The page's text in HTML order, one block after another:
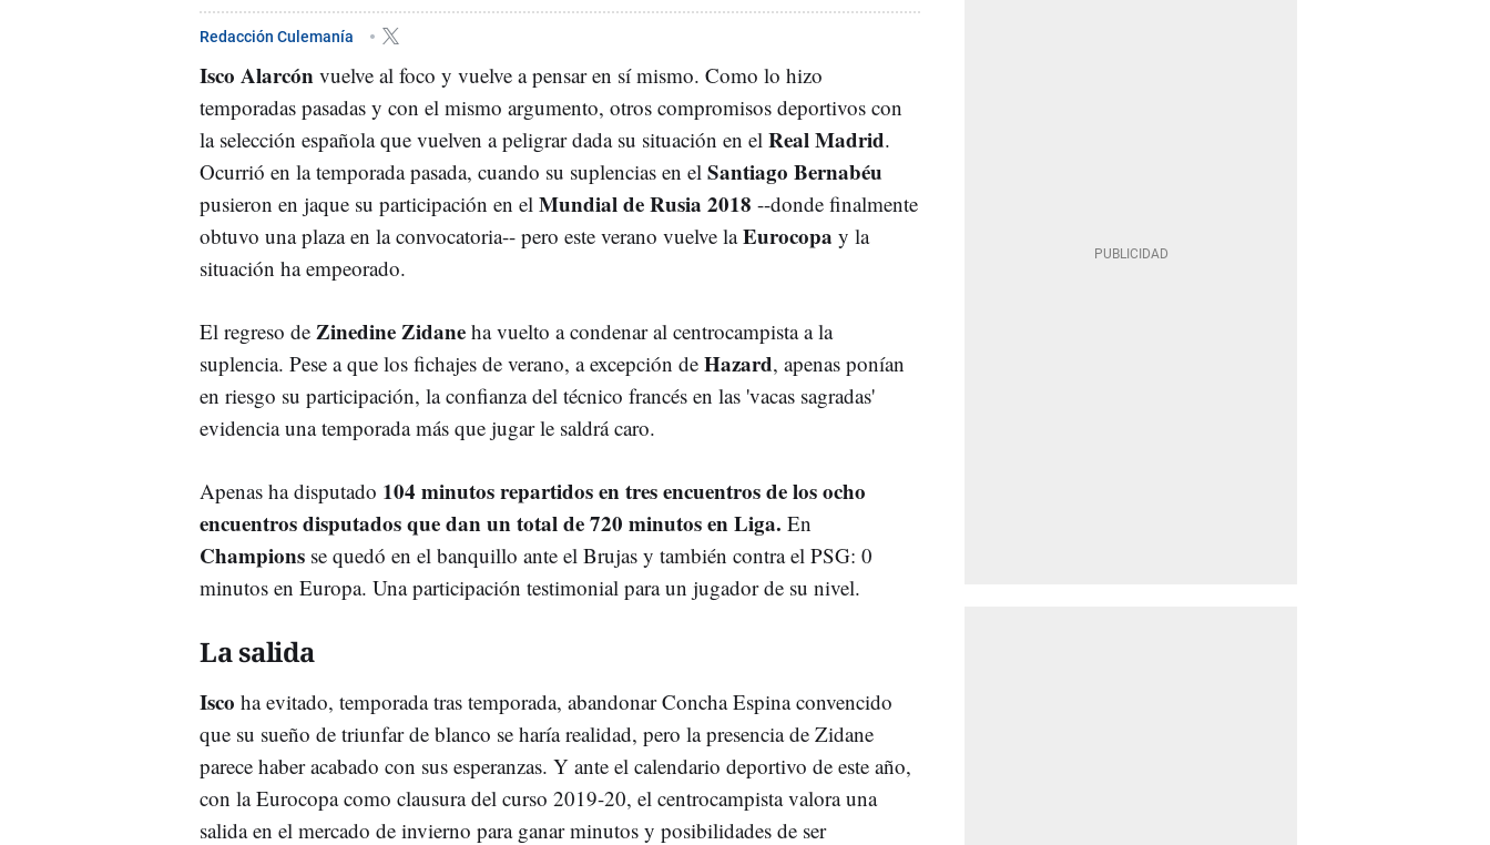
Redacción Culemanía
Isco Alarcón vuelve al foco y vuelve a pensar en sí mismo. Como lo hizo
temporadas pasadas y con el mismo argumento, otros compromisos deportivos con
la selección española que vuelven a peligrar dada su situación en el Real Madrid.
Ocurrió en la temporada pasada, cuando su suplencias en el Santiago Bernabéu
pusieron en jaque su participación en el Mundial de Rusia 2018 --donde finalmente
obtuvo una plaza en la convocatoria-- pero este verano vuelve laEurocopa y la
situación ha empeorado.
El regreso de Zinedine Zidane ha vuelto a condenar al centrocampista a la
suplencia. Pese a que los fichajes de verano, a excepción de Hazard, apenas ponían
en riesgo su participación, la confianza del técnico francés en las 'vacas sagradas'
evidencia una temporada más que jugar le saldrá caro.
Apenas ha disputado 104 minutos repartidos en tres encuentros de los ocho
encuentros disputados que dan un total de 720 minutos en Liga. En
Champions se quedó en el banquillo ante el Brujas y también contra el PSG: 0
minutos en Europa. Una participación testimonial para un jugador de su nivel.
La salida
Isco ha evitado, temporada tras temporada, abandonar Concha Espina convencido
que su sueño de triunfar de blanco se haría realidad, pero la presencia de Zidane
parece haber acabado con sus esperanzas. Y ante el calendario deportivo de este año,
con la Eurocopa como clausura del curso 2019-20, el centrocampista valora una
salida en el mercado de invierno para ganar minutos y posibilidades de ser